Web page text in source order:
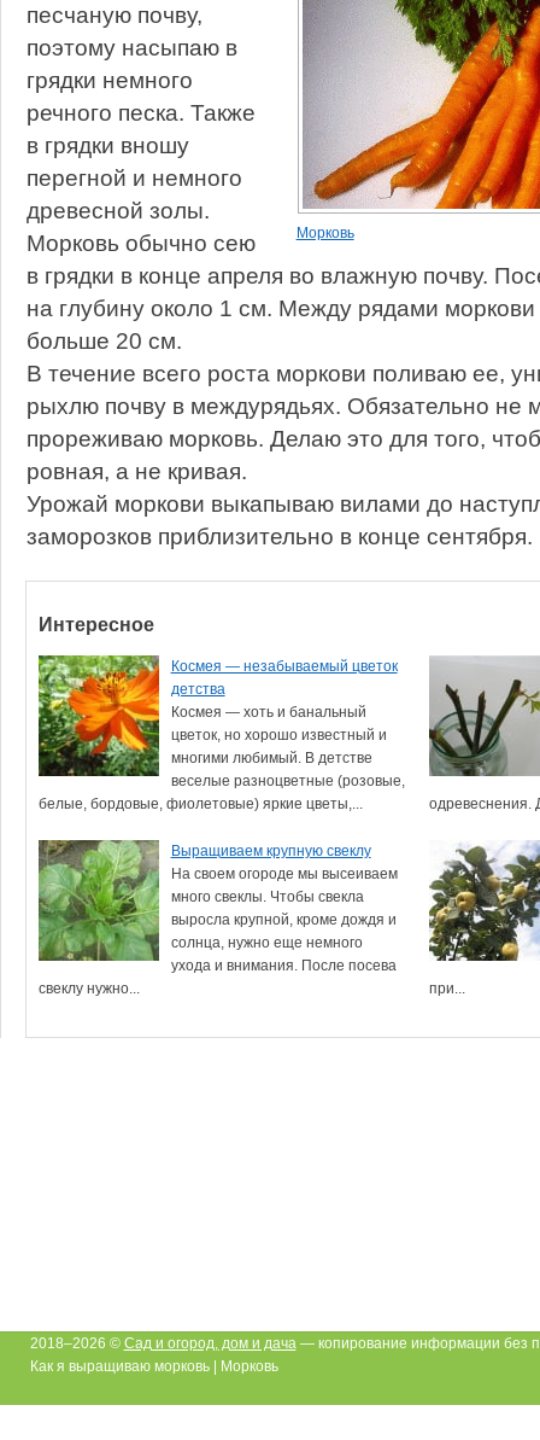
Морковь
песчаную почву,
поэтому насыпаю в
грядки немного
речного песка. Также
в грядки вношу
перегной и немного
древесной золы.
Морковь обычно сею
в грядки в конце апреля во влажную почву.
на глубину около 1 см. Между рядами
больше 20 см.
В течение всего роста моркови поливаю ее,
рыхлю почву в междурядьях. Обязательно не
прореживаю морковь. Делаю это для того,
ровная, а не кривая.
Урожай моркови выкапываю вилами до
заморозков приблизительно в конце сентября.
Интересное
Космея — незабываемый цветок
детства
Космея — хоть и банальный
цветок, но хорошо известный и
многими любимый. В детстве
веселые разноцветные (розовые,
белые, бордовые, фиолетовые) яркие цветы,...
одревеснения.
Выращиваем крупную свеклу
На своем огороде мы высеиваем
много свеклы. Чтобы свекла
выросла крупной, кроме дождя и
солнца, нужно еще немного
ухода и внимания. После посева
свеклу нужно...
при...
2018–2026 © Сад и огород, дом и дача— копирование информации без
Как я выращиваю морковь | Морковь